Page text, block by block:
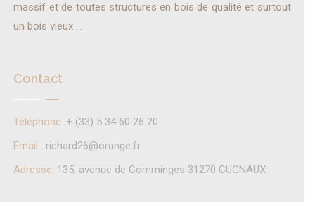
massif et de toutes structures en bois de qualité et surtout
un bois vieux ...
Contact
Téléphone :+ (33) 5 34 60 26 20
Email : richard26@orange.fr
Adresse: 135, avenue de Comminges 31270 CUGNAUX